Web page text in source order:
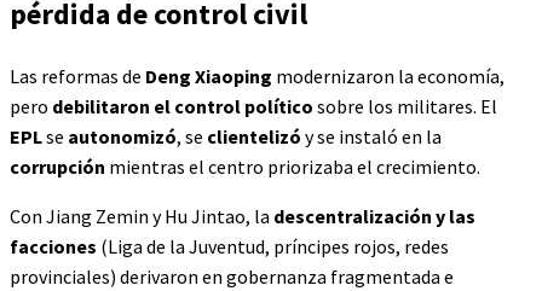
pérdida de control civil
Las reformas de Deng Xiaoping modernizaron la economía,
pero debilitaron el control político sobre los militares. El
EPLse autonomizó, se clientelizó y se instaló en la
corrupción mientras el centro priorizaba el crecimiento.
Con Jiang Zemin y Hu Jintao, la descentralización y las
facciones (Liga de la Juventud, príncipes rojos, redes
provinciales) derivaron en gobernanza fragmentada e